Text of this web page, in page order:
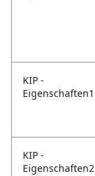
KIP -
Eigenschaften1
KIP -
Eigenschaften2